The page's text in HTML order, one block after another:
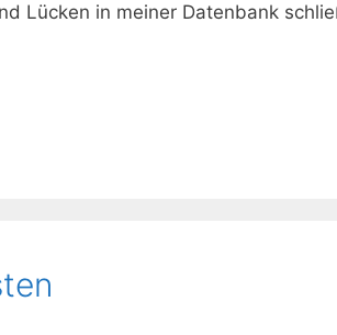
Lücken in meiner Datenbank